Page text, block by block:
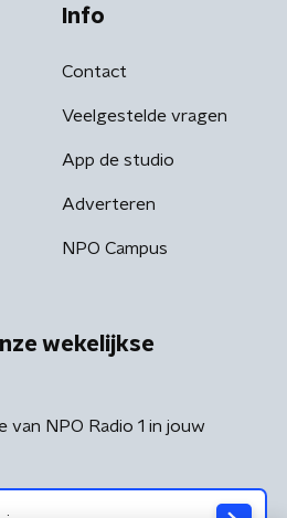
Info
Contact
Veelgestelde vragen
App de studio
Adverteren
NPO Campus
wekelijkse
van NPO Radio 1 in jouw